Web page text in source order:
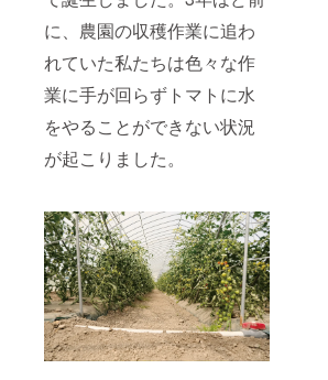
に、農園の収穫作業に追わ
れていた私たちは色々な作
業に手が回らずトマトに水
をやることができない状況
が起こりました。